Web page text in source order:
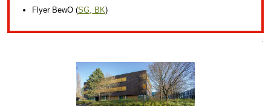
Flyer BewO (SG, BK)